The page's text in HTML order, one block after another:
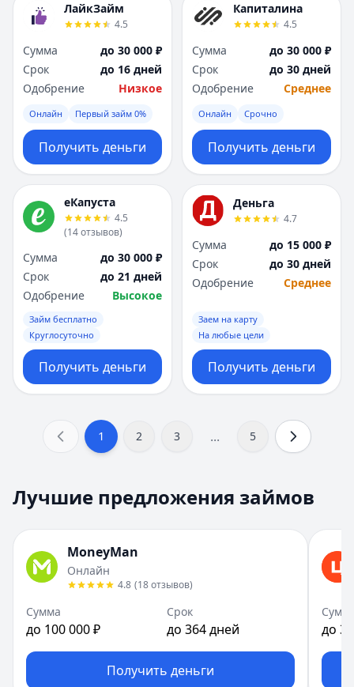
ЛайкЗайм
4.5
Сумма
до 30 000 ₽
Срок
до 16 дней
Одобрение
Низкое
Онлайн Первый займ 0%
Получить деньги
Капиталина
4.5
Сумма
до 30 000 ₽
Срок
до 30 дней
Одобрение
Среднее
Онлайн Срочно
Получить деньги
еКапуста
4.5
(14отзывов)
Сумма
до 30 000 ₽
Срок
до 21 дней
Одобрение
Высокое
Займ бесплатно
Круглосуточно
Получить деньги
Деньга
4.7
Сумма
до 15 000 ₽
Срок
до 30 дней
Одобрение
Среднее
Заем на карту
На любые цели
Получить деньги
1 2 3 ... 5
Лучшие предложения займов
MoneyMan
Онлайн
4.8 (18отзывов)
Сумма
до 100 000 ₽
Срок
до 364 дней
Получить деньги
до